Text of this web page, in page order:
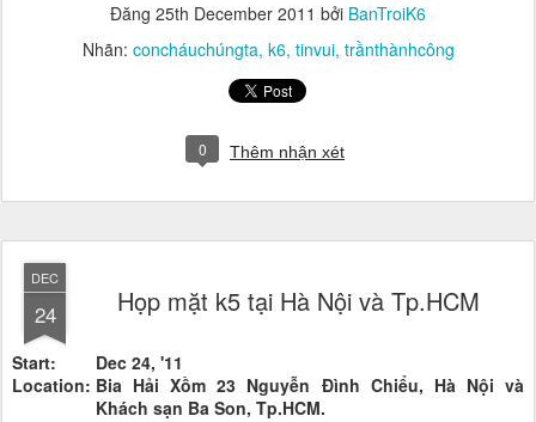
Đăng 25th December 2011 bởi BanTroiK6
Nhãn: concháuchúngta k6 tinvui trầnthànhcông
0 Thêm nhận xét
DEC
24 Họp mặt k5 tại Hà Nội và Tp.HCM
Start:
Dec 24, '11
Location: Bia Hải Xồm 23 Nguyễn Đình Chiểu, Hà Nội và
Khách sạn Ba Son, Tp.HCM.